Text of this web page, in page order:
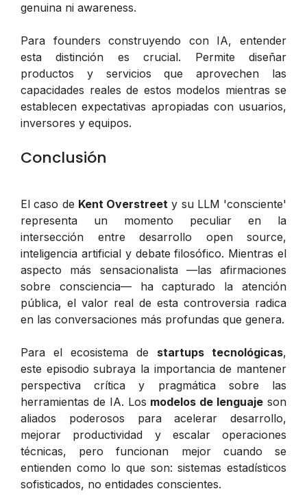
genuina ni awareness.
Para founders construyendo con IA, entender
esta distinción es crucial. Permite diseñar
productos y servicios que aprovechen las
capacidades reales de estos modelos mientras se
establecen expectativas apropiadas con usuarios,
inversores y equipos.
Conclusión
El caso de Kent Overstreet y su LLM 'consciente'
representa un momento peculiar en la
intersección entre desarrollo open source,
inteligencia artificial y debate filosófico. Mientras el
aspecto más sensacionalista —las afirmaciones
sobre consciencia— ha capturado la atención
pública, el valor real de esta controversia radica
en las conversaciones más profundas que genera.
Para el ecosistema de startups tecnológicas,
este episodio subraya la importancia de mantener
perspectiva crítica y pragmática sobre las
herramientas de IA. Los modelos de lenguaje son
aliados poderosos para acelerar desarrollo,
mejorar productividad y escalar operaciones
técnicas, pero funcionan mejor cuando se
entienden como lo que son: sistemas estadísticos
sofisticados, no entidades conscientes.